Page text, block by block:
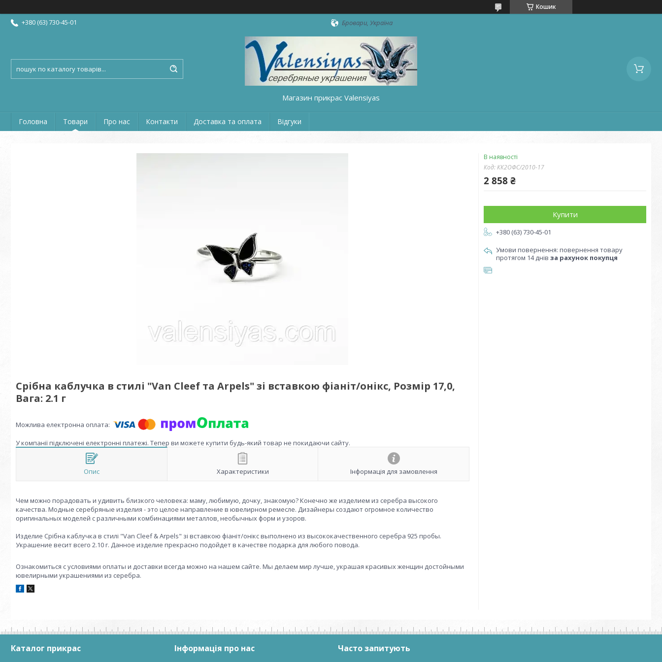
Кошик
+380 (63) 730-45-01 Бровари, Україна
Магазин прикрас Valensiyas
Головна Товари Про нас Контакти Доставка та оплата Відгуки
Срібна каблучка в стилі "Van Cleef та Arpels" зі вставкою фіаніт/онікс, Розмір 17,0,
Вага: 2.1 г
У компанії підключені електронні платежі. Тепер ви можете купити будь-який товар не покидаючи сайту.
Опис Характеристики Інформація для замовлення
Чем можно порадовать и удивить близкого человека: маму, любимую, дочку, знакомую? Конечно же изделием из серебра высокого
качества. Модные серебряные изделия - это целое направление в ювелирном ремесле. Дизайнеры создают огромное количество
оригинальных моделей с различными комбинациями металлов, необычных форм и узоров.
Изделие Срібна каблучка в стилі "Van Cleef & Arpels" зі вставкою фіаніт/онікс выполнено из высококачественного серебра 925 пробы.
Украшение весит всего 2.10 г. Данное изделие прекрасно подойдет в качестве подарка для любого повода.
Ознакомиться с условиями оплаты и доставки всегда можно на нашем сайте. Мы делаем мир лучше, украшая красивых женщин достойными
ювелирными украшениями из серебра.
В наявності
Код:КК2ОФС/2010-17
2 858 ₴
Купити
+380 (63) 730-45-01
повернення товару
протягом 14 днів за рахунок покупця
Каталог прикрас Інформація про нас Часто запитують